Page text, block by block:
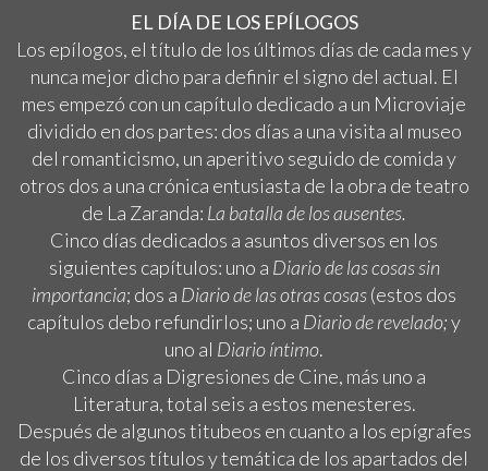
EL DÍA DE LOS EPÍLOGOS
Los epílogos, el título de los últimos días de cada mes y
nunca mejor dicho para definir el signo del actual. El
mes empezó con un capítulo dedicado a un Microviaje
dividido en dos partes: dos días a una visita al museo
del romanticismo, un aperitivo seguido de comida y
otros dos a una crónica entusiasta de la obra de teatro
de La Zaranda: La batalla de los ausentes.
Cinco días dedicados a asuntos diversos en los
siguientes capítulos: uno a Diario de las cosas sin
importancia; dos a Diario de las otras cosas(estos dos
capítulos debo refundirlos; uno a Diario de revelado;y
uno al Diario íntimo.
Cinco días a Digresiones de Cine, más uno a
Literatura, total seis a estos menesteres.
Después de algunos titubeos en cuanto a los epígrafes
de los diversos títulos y temática de los apartados del